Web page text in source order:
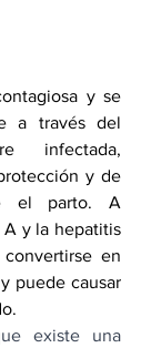
y se
a través del
infectada,
y de
el parto. A
y la hepatitis
en
puede causar
existe una